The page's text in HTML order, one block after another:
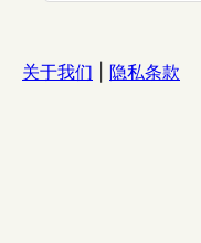
关于我们 隐私条款